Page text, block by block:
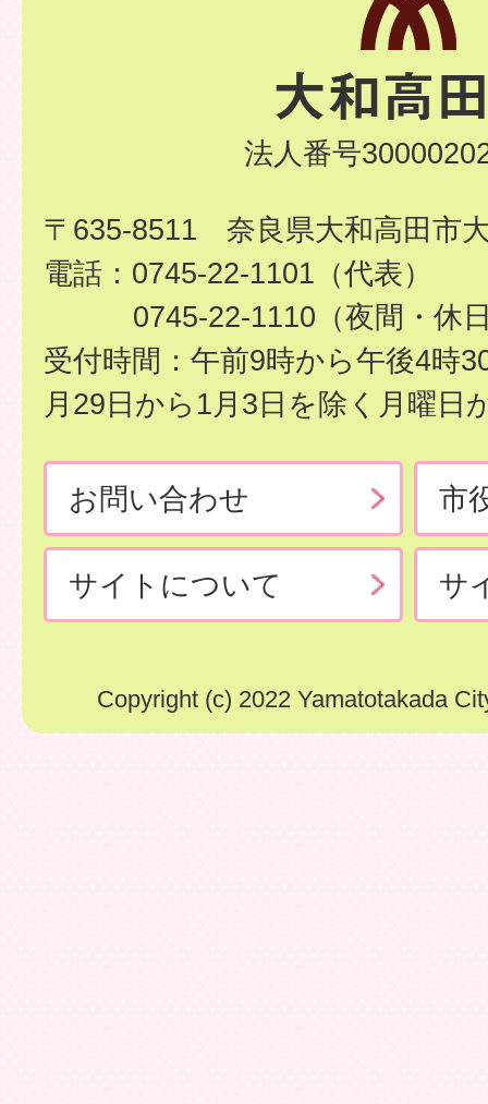
法人番号
〒635-8511 奈良県大和高田市
電話：0745-22-1101（代表）
0745-22-1110（夜間・休
受付時間：午前9時から午後4時
月29日から1月3日を除く月曜日
お問い合わせ 市
サイトについて サ
Copyright (c) 2022 Yamatotakada